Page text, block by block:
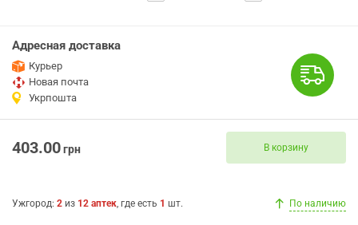
Адресная доставка
Курьер
Новая почта
Укрпошта
403.00грн В корзину
Ужгород: 2 из 12 аптек, где есть 1 шт. По наличию